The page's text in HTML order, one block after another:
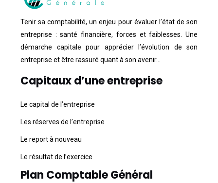
Tenir sa comptabilité, un enjeu pour évaluer l’état de son
entreprise : santé financière, forces et faiblesses. Une
démarche capitale pour apprécier l’évolution de son
entreprise et être rassuré quant à son avenir…
Capitaux d’une entreprise
Le capital de l’entreprise
Les réserves de l’entreprise
Le report à nouveau
Le résultat de l’exercice
Plan Comptable Général